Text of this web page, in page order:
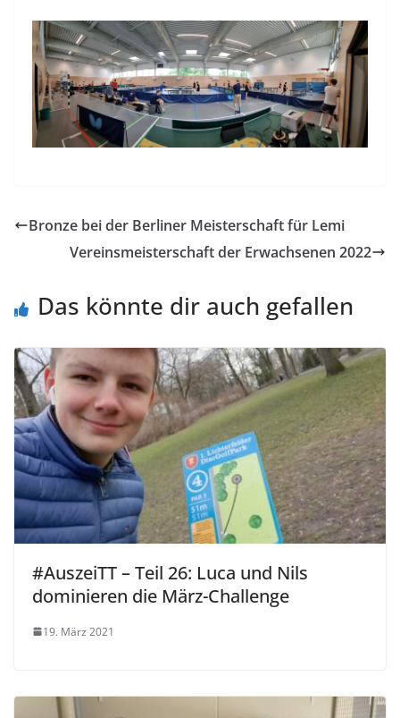
Bronze bei der Berliner Meisterschaft für Lemi
Vereinsmeisterschaft der Erwachsenen 2022
Das könnte dir auch gefallen
#AuszeiTT – Teil 26: Luca und Nils
dominieren die März-Challenge
19. März 2021